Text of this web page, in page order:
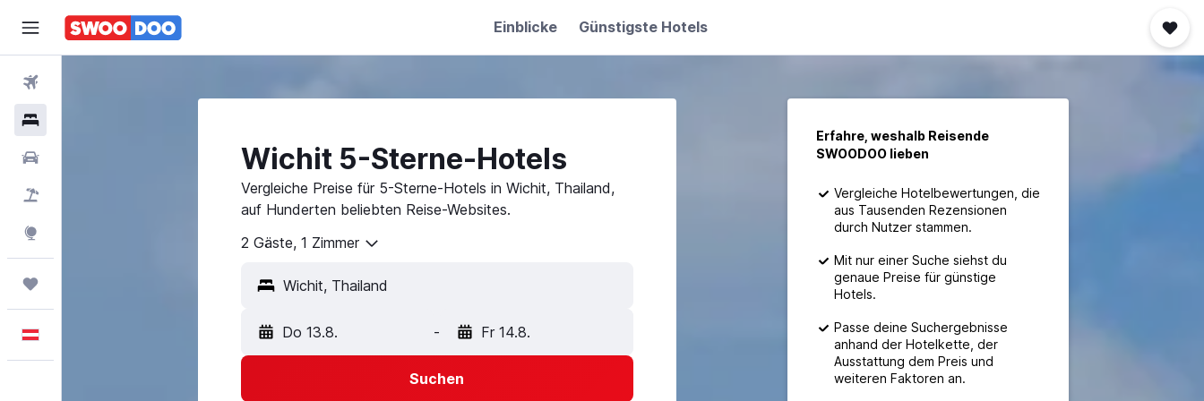
Einblicke Günstigste Hotels
Wichit 5-Sterne-Hotels
Vergleiche Preise für 5-Sterne-Hotels in Wichit, Thailand,
auf Hunderten beliebten Reise-Websites.
2 Gäste, 1 Zimmer
Do 13.8. - Fr 14.8.
Suchen
Erfahre, weshalb Reisende
SWOODOO lieben
Vergleiche Hotelbewertungen, die
aus Tausenden Rezensionen
durch Nutzer stammen.
Mit nur einer Suche siehst du
genaue Preise für günstige
Hotels.
Passe deine Suchergebnisse
anhand der Hotelkette, der
Ausstattung dem Preis und
weiteren Faktoren an.